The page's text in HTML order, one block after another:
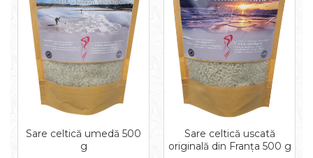
Sare celtică umedă 500
g
Sare celtică uscată
originală din Franța 500 g